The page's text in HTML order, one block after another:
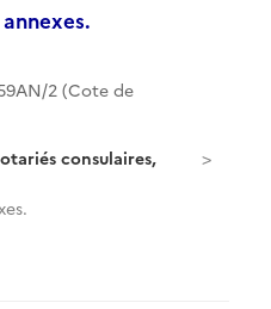
2 (Cote de
consulaires,